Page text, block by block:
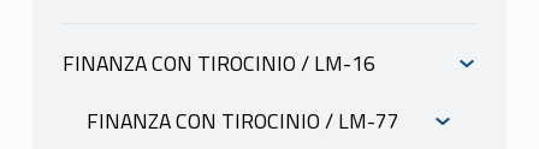
FINANZA CON TIROCINIO / LM-16
INFORMAZIONI
FINANZA CON TIROCINIO / LM-77